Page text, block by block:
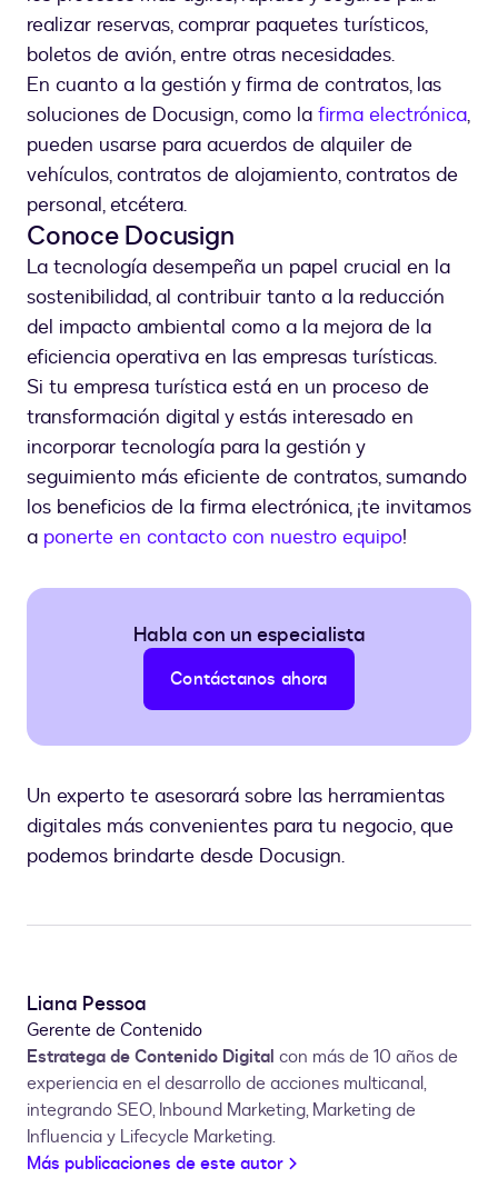
realizar reservas, comprar paquetes turísticos,
boletos de avión, entre otras necesidades.
En cuanto a la gestión y firma de contratos, las
soluciones de Docusign, como la firma electrónica,
pueden usarse para acuerdos de alquiler de
vehículos, contratos de alojamiento, contratos de
personal, etcétera.
Conoce Docusign
La tecnología desempeña un papel crucial en la
sostenibilidad, al contribuir tanto a la reducción
del impacto ambiental como a la mejora de la
eficiencia operativa en las empresas turísticas.
Si tu empresa turística está en un proceso de
transformación digital y estás interesado en
incorporar tecnología para la gestión y
seguimiento más eficiente de contratos, sumando
los beneficios de la firma electrónica, ¡te invitamos
a ponerte en contacto con nuestro equipo!
Habla con un especialista
Contáctanos ahora
Un experto te asesorará sobre las herramientas
digitales más convenientes para tu negocio, que
podemos brindarte desde Docusign.
Liana Pessoa
Gerente de Contenido
Estratega de Contenido Digital con más de 10 años de
experiencia en el desarrollo de acciones multicanal,
integrando SEO, Inbound Marketing, Marketing de
Influencia y Lifecycle Marketing.
Más publicaciones de este autor